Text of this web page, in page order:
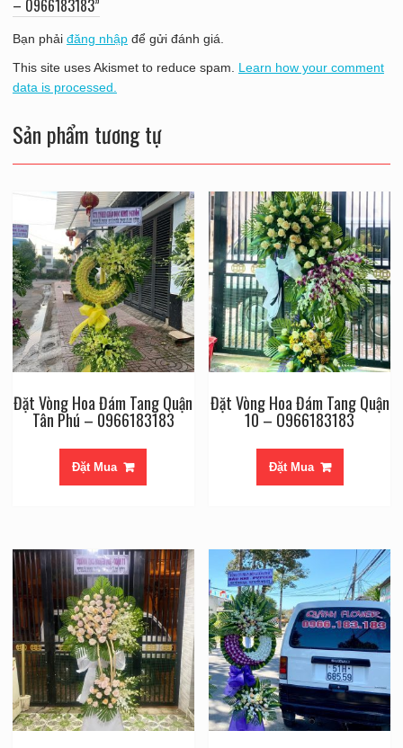
– 0966183183”
Bạn phải đăng nhậpđể gửi đánh giá.
This site uses Akismet to reduce spam. Learn how your comment
data is processed.
Sản phẩm tương tự
Đặt Vòng Hoa Đám Tang Quận
Tân Phú – 0966183183
Đặt Mua
Đặt Vòng Hoa Đám Tang Quận
10 – O966183183
Đặt Mua